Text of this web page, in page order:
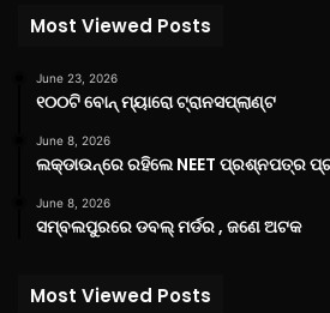
Most Viewed Posts
June 23, 2026
୧୦୦ଟି ବୋନ୍ ମ୍ୟାରୋ ଟ୍ରାନସପ୍ଲାଣ୍ଟ
June 8, 2026
ଲକ୍‌ଡାଉନ୍‌ରେ ରହିଲେ NEET ପ୍ରଶ୍ନପତ୍ର
June 8, 2026
ସମ୍ବଲପୁରରେ ଡବଲ୍ ମର୍ଡର , ଜଣେ ଅଟକ
Most Viewed Posts